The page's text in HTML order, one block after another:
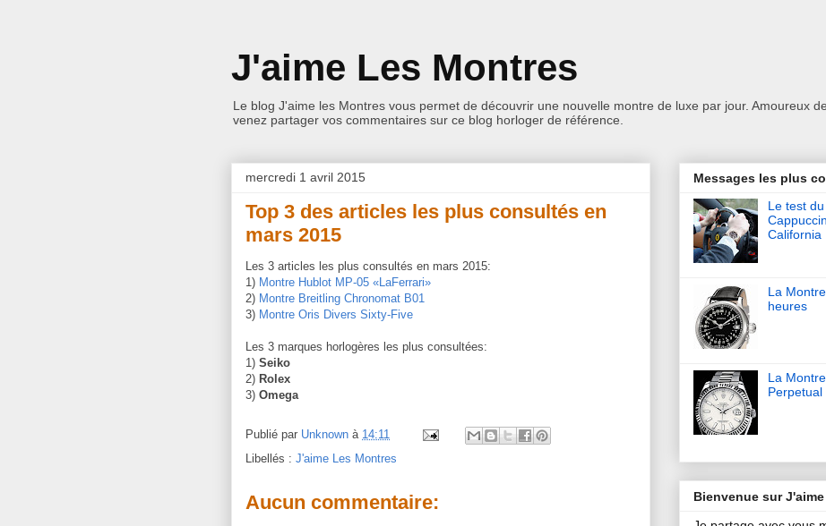
J'aime Les Montres
Le blog J'aime les Montres vous permet de découvrir une nouvelle montre de luxe par jour. Amoureux
venez partager vos commentaires sur ce blog horloger de référence.
mercredi 1 avril 2015
Top 3 des articles les plus consultés en
mars 2015
Les 3 articles les plus consultés en mars 2015:
1) Montre Hublot MP-05 «LaFerrari»
2) Montre Breitling Chronomat B01
3) Montre Oris Divers Sixty-Five
Les 3 marques horlogères les plus consultées:
1) Seiko
2) Rolex
3) Omega
Publié par Unknown à 14:11
Libellés : J'aime Les Montres
Aucun commentaire:
Messages les plus
Le test
California
La
heures
La
Bienvenue sur